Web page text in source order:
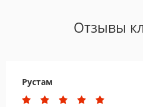
Отзывы
Рустам